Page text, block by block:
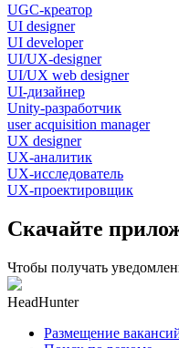
UGC-креатор
UI designer
UI developer
UI/UX-designer
UI/UX web designer
UI-дизайнер
Unity-разработчик
user acquisition manager
UX designer
UX-аналитик
UX-исследователь
UX-проектировщик
Скачайте
Чтобы получать
HeadHunter
Размещение